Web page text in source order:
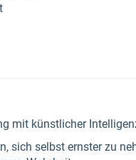
mit künstlicher
sich selbst ernster zu